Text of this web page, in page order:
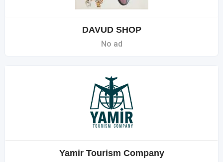
DAVUD SHOP
No ad
Yamir Tourism Company